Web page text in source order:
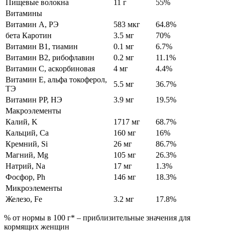
Пищевые волокна 11 г
55%
Витамины
Витамин А, РЭ
583 мкг
64.8%
бета Каротин
3.5 мг
70%
Витамин В1, тиамин
0.1 мг
6.7%
Витамин В2, рибофлавин
0.2 мг
11.1%
Витамин C, аскорбиновая
4 мг
4.4%
Витамин Е, альфа токоферол,
ТЭ
5.5 мг
36.7%
Витамин РР, НЭ
3.9 мг
19.5%
Макроэлементы
Калий, K
1717 мг
68.7%
Кальций, Ca
160 мг
16%
Кремний, Si
26 мг
86.7%
Магний, Mg
105 мг
26.3%
Натрий, Na
17 мг
1.3%
Фосфор, Ph
146 мг
18.3%
Микроэлементы
Железо, Fe
3.2 мг 17.8%
% от нормы в 100 г* – приблизительные значения для
кормящих женщин